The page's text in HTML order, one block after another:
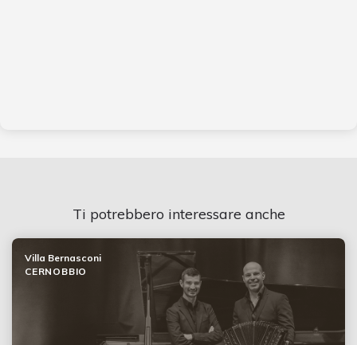
Ti potrebbero interessare anche
Villa Bernasconi
CERNOBBIO